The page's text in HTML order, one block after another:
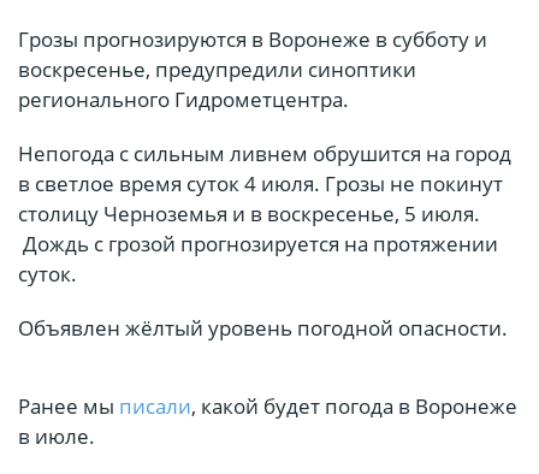
Грозы прогнозируются в Воронеже в субботу и
воскресенье, предупредили синоптики
регионального Гидрометцентра.
Непогода с сильным ливнем обрушится на город
в светлое время суток 4 июля. Грозы не покинут
столицу Черноземья и в воскресенье, 5 июля.
Дождь с грозой прогнозируется на протяжении
суток.
Объявлен жёлтый уровень погодной опасности.
Ранее мы писали, какой будет погода в Воронеже
в июле.